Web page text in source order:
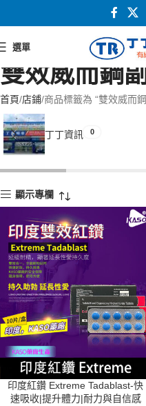
選單
雙效威而鋼
首頁 店鋪 商品標籤為 “雙效威而
丁丁資訊 0
顯示專欄
印度紅鑽 Extreme Tadablast-快
速吸收|提升體力|耐力與自信感